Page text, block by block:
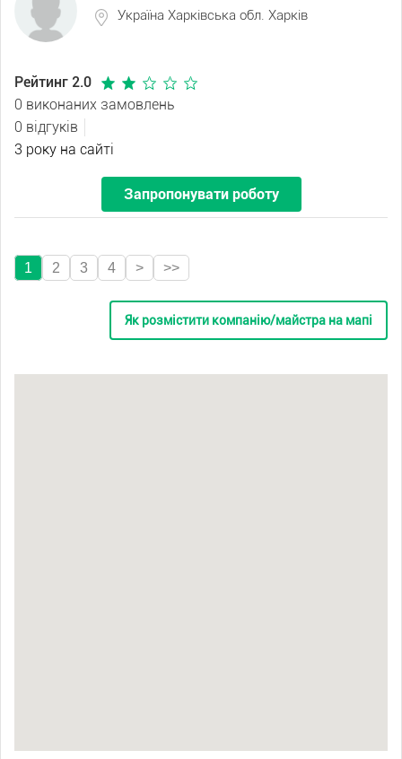
Україна Харківська обл. Харків
Рейтинг 2.0
0 виконаних замовлень
0 відгуків
3 року на сайті
Запропонувати роботу
1 2 3 4 > >>
Як розмістити компанію/майстра на мапі